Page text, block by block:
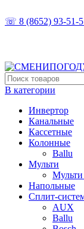
☏ 8 (8652) 93-51-
В категории
Инвертор
Канальные
Кассетные
Колонные
Ballu
Мульти
Мульти
Напольные
Сплит-
AUX
Ballu